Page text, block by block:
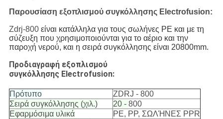
Παρουσίαση εξοπλισμού συγκόλλησης Electrofusion:
Zdrj-800 είναι κατάλληλα για τους σωλήνες PE και με τη
σύζευξη που χρησιμοποιούνται για το αέριο και την
παροχή νερού, και η σειρά συγκόλλησης είναι 20800mm.
Προδιαγραφή εξοπλισμού
συγκόλλησης Electrofusion:
Πρότυπο
ZDRJ - 800
Σειρά συγκόλλησης (χιλ.)
20 - 800
Εφαρμόσιμα υλικά
PE, PP, ΣΩΛΉΝΕΣ PPR